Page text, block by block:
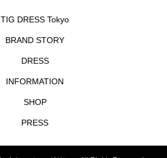
TIG DRESS Tokyo
BRAND STORY
DRESS
INFORMATION
SHOP
PRESS